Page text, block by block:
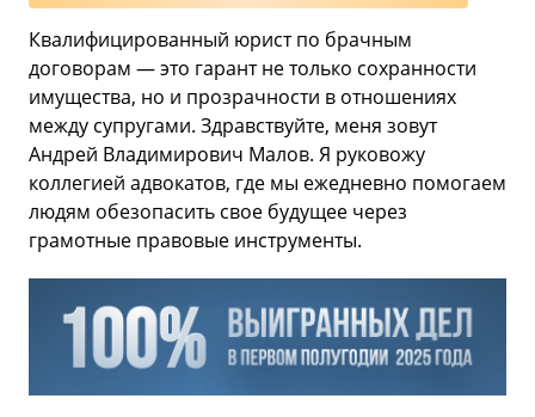
Квалифицированный юрист по брачным
договорам — это гарант не только сохранности
имущества, но и прозрачности в отношениях
между супругами. Здравствуйте, меня зовут
Андрей Владимирович Малов. Я руковожу
коллегией адвокатов, где мы ежедневно помогаем
людям обезопасить свое будущее через
грамотные правовые инструменты.